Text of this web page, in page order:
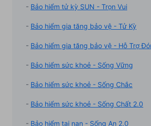
- Bảo hiểm tử kỳ SUN - Trọn Vui
- Bảo hiểm gia tăng bảo vệ - Tử Kỳ
- Bảo hiểm gia tăng bảo vệ - Hỗ Trợ
- Bảo hiểm sức khoẻ - Sống Vững
- Bảo hiểm sức khoẻ - Sống Chắc
- Bảo hiểm sức khoẻ - Sống Chất 2.0
- Bảo hiểm tai nạn - Sống An 2.0